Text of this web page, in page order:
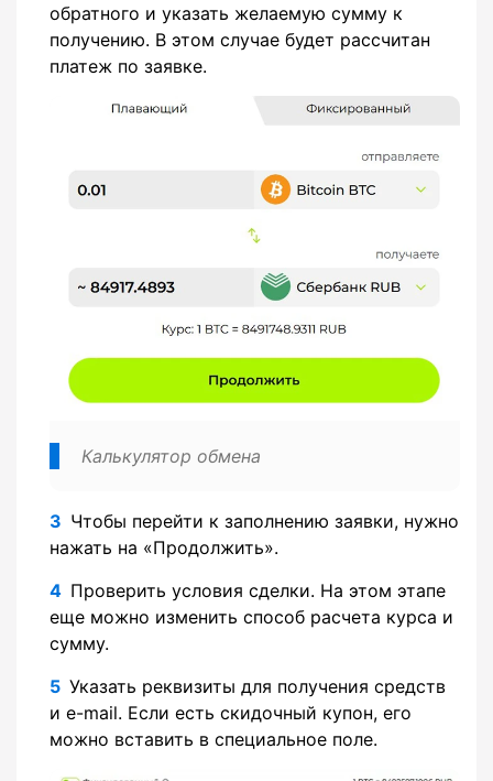
обратного и указать желаемую сумму к
получению. В этом случае будет рассчитан
платеж по заявке.
Калькулятор обмена
Чтобы перейти к заполнению заявки, нужно
нажать на «Продолжить».
Проверить условия сделки. На этом этапе
еще можно изменить способ расчета курса и
сумму.
Указать реквизиты для получения средств
и e-mail. Если есть скидочный купон, его
можно вставить в специальное поле.